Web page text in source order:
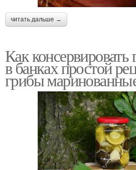
читать дальше →
Как
в банках простой
грибы